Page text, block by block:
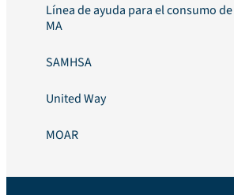
Línea de ayuda para el consumo
MA
SAMHSA
United Way
MOAR